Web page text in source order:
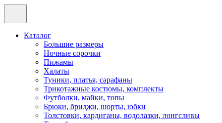
Каталог
Большие размеры
Ночные сорочки
Пижамы
Халаты
Туники, платья, сарафаны
Трикотажные костюмы, комплекты
Футболки, майки, топы
Брюки, бриджи, шорты, юбки
Толстовки, кардиганы, водолазки, лонгсливы